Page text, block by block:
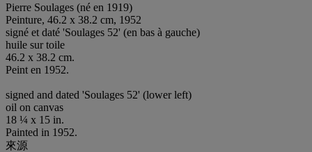
Pierre Soulages (né en 1919)
Peinture, 46.2 x 38.2 cm, 1952
signé et daté 'Soulages 52' (en bas à gauche)
huile sur toile
46.2 x 38.2 cm.
Peint en 1952.
signed and dated 'Soulages 52' (lower left)
oil on canvas
18 ¼ x 15 in.
Painted in 1952.
來源